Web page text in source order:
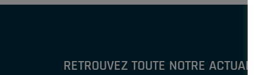
RETROUVEZ TOUTE NOTRE ACTUALITÉ